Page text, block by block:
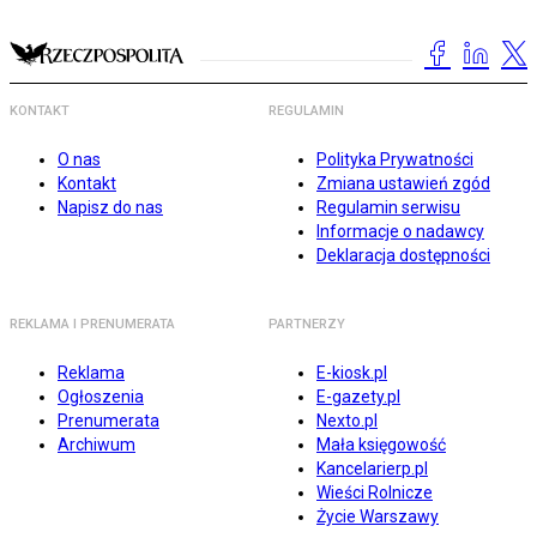
KONTAKT
O nas
Kontakt
Napisz do nas
REGULAMIN
Polityka Prywatności
Zmiana ustawień zgód
Regulamin serwisu
Informacje o nadawcy
Deklaracja dostępności
REKLAMA I PRENUMERATA
Reklama
Ogłoszenia
Prenumerata
Archiwum
PARTNERZY
E-kiosk.pl
E-gazety.pl
Nexto.pl
Mała księgowość
Kancelarierp.pl
Wieści Rolnicze
Życie Warszawy